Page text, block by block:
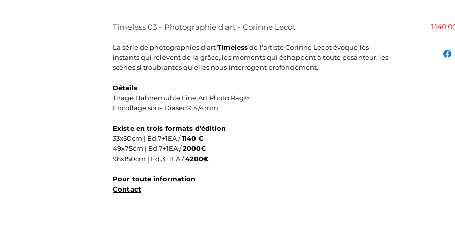
Timeless 03 - Photographie d'art - Corinne Lecot
La série de photographies d'artTimelessde l'artiste Corinne Lecot évoque les
instants qui relèvent de la grâce, les moments qui échappent à toute pesanteur, les
scènes si troublantes qu’elles nous interrogent profondément.
Détails
Tirage Hahnemühle Fine Art Photo Rag®
Encollage sous Diasec® 4/4mm
Existe en trois formats d'édition
33x50cm | Ed.7+1EA /1140 €
49x75cm | Ed.7+1EA /2000€
98x150cm | Ed.3+1EA /4200€
Pour toute information
Contact
1